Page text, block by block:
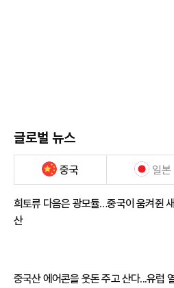
글로벌 뉴스
중국 일본
희토류 다음은 광모듈…중국이 움켜쥔
산
중국산 에어콘을 웃돈 주고 산다...유럽